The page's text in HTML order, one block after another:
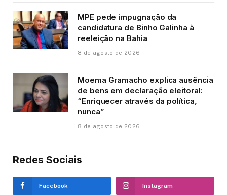
MPE pede impugnação da
candidatura de Binho Galinha à
reeleição na Bahia
8 de agosto de 2026
Moema Gramacho explica ausência
de bens em declaração eleitoral:
“Enriquecer através da política,
nunca”
8 de agosto de 2026
Redes Sociais
Facebook Instagram